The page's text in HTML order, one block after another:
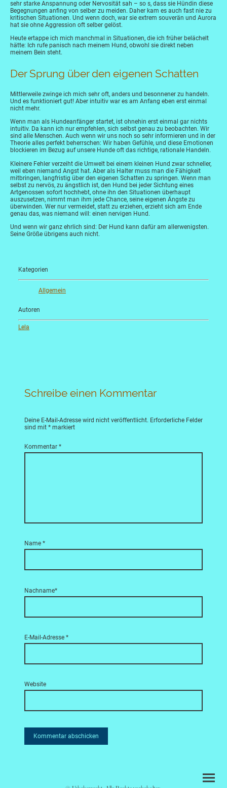
sehr starke Anspannung oder Nervosität sah – so s, dass sie Hündin diese
Begegnungen anfing von selber zu meiden. Daher kam es auch fast nie zu
kritischen Situationen. Und wenn doch, war sie extrem souverän und Aurora
hat sie ohne Aggression oft selber gelöst.
Heute ertappe ich mich manchmal in Situationen, die ich früher belächelt
hätte: Ich rufe panisch nach meinem Hund, obwohl sie direkt neben
meinem Bein steht.
Der Sprung über den eigenen Schatten
Mittlerweile zwinge ich mich sehr oft, anders und besonnener zu handeln.
Und es funktioniert gut! Aber intuitiv war es am Anfang eben erst einmal
nicht mehr.
Wenn man als Hundeanfänger startet, ist ohnehin erst einmal gar nichts
intuitiv. Da kann ich nur empfehlen, sich selbst genau zu beobachten. Wir
sind alle Menschen. Auch wenn wir uns noch so sehr informieren und in der
Theorie alles perfekt beherrschen: Wir haben Gefühle, und diese Emotionen
blockieren im Bezug auf unsere Hunde oft das richtige, rationale Handeln.
Kleinere Fehler verzeiht die Umwelt bei einem kleinen Hund zwar schneller,
weil eben niemand Angst hat. Aber als Halter muss man die Fähigkeit
mitbringen, langfristig über den eigenen Schatten zu springen. Wenn man
selbst zu nervös, zu ängstlich ist, den Hund bei jeder Sichtung eines
Artgenossen sofort hochhebt, ohne ihn den Situationen überhaupt
auszusetzen, nimmt man ihm jede Chance, seine eigenen Ängste zu
überwinden. Wer nur vermeidet, statt zu erziehen, erzieht sich am Ende
genau das, was niemand will: einen nervigen Hund.
Und wenn wir ganz ehrlich sind: Der Hund kann dafür am allerwenigsten.
Seine Größe übrigens auch nicht.
Kategorien
Allgemein
Autoren
Lela
Schreibe einen Kommentar
Deine E-Mail-Adresse wird nicht veröffentlicht. Erforderliche Felder
sind mit * markiert
Kommentar *
Name *
Nachname*
E-Mail-Adresse *
Website